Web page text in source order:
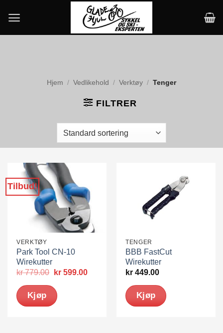
content
Hjem / Vedlikehold / Verktøy / Tenger
FILTRER
Tilbud!
VERKTØY
Park Tool CN-10
Wirekutter
kr779.00 Opprinnelig
var:
kr 779.00.
kr 599.00Nåværende
Kjøp
TENGER
BBB FastCut
Wirekutter
kr 449.00
Kjøp